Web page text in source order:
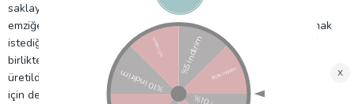
saklayabilirsiniz. Böylece tekrar kullanmak istediğinizde askıyı
emziğe tekrar takmanız gerekmez. Birden fazla emziği sakalamak
istediğinizde, ara aparatı çıkartarak, kutunun içinde 2-3 emziği
birlikte saklayabilirsiniz. Gıdaya uygun malzemeden
üretildiğinden, BIBS Pacifier Box’u ufak atıştırmalıkları saklamak
için de kullanabilirsiniz; ya da bir arayınca kolay bulunmayan